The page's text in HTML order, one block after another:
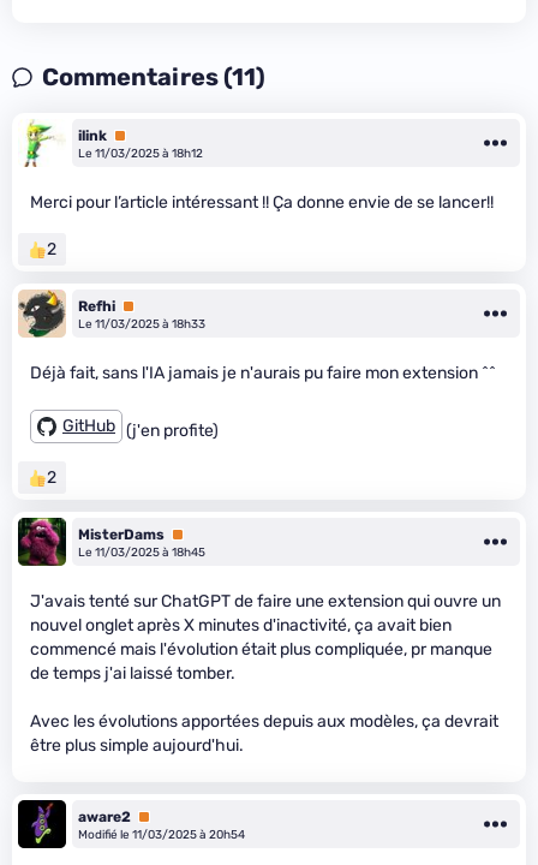
Commentaires (11)
ilink Premium
Le 11/03/2025 à 18h12
Merci pour l’article intéressant !! Ça donne envie de se lancer!!
2
Refhi Premium
Le 11/03/2025 à 18h33
Déjà fait, sans l'IA jamais je n'aurais pu faire mon extension ^^
GitHub (j'en profite)
2
MisterDams Premium
Le 11/03/2025 à 18h45
J'avais tenté sur ChatGPT de faire une extension qui ouvre un
nouvel onglet après X minutes d'inactivité, ça avait bien
commencé mais l'évolution était plus compliquée, pr manque
de temps j'ai laissé tomber.
Avec les évolutions apportées depuis aux modèles, ça devrait
être plus simple aujourd'hui.
aware2 Premium
Modifié le 11/03/2025 à 20h54